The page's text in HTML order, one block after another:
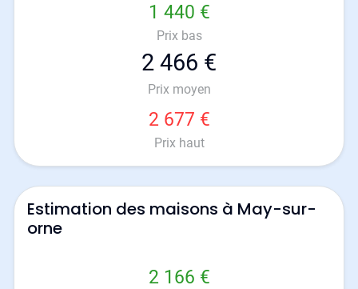
1 440 €
Prix bas
2 466 €
Prix moyen
2 677 €
Prix haut
Estimation des maisons à May-sur-
orne
2 166 €